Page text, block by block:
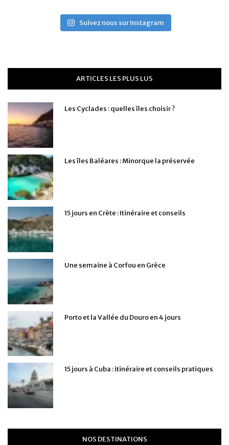
Suivez nous sur Instagram
ARTICLES LES PLUS LUS
Les Cyclades : quelles îles choisir ?
Les îles Baléares : Minorque la préservée
15 jours en Crète : Itinéraire et conseils
Une semaine à Corfou en Grèce
Porto et la Vallée du Douro en 4 jours
15 jours à Cuba : itinéraire et conseils pratiques
NOS DESTINATIONS